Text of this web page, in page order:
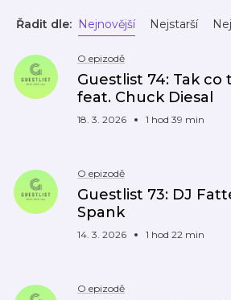
Řadit dle: Nejnovější Nejstarší
O epizodě
Guestlist 74: Tak
feat. Chuck Diesal
18. 3. 2026 1 hod 39 min
O epizodě
Guestlist 73: DJ
Spank
14. 3. 2026 1 hod 22 min
O epizodě